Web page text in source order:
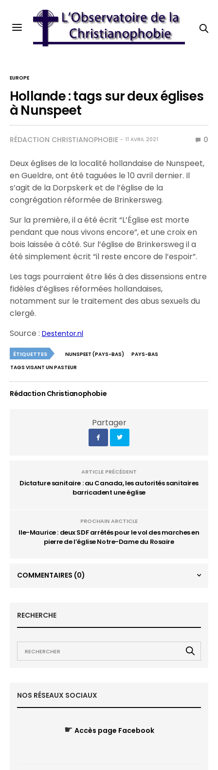
EUROPE
Hollande : tags sur deux églises
à Nunspeet
RÉDACTION CHRISTIANOPHOBIE 11 AVRIL 2021 0
Deux églises de la localité hollandaise de Nunspeet,
en Gueldre, ont été taguées le 10 avril dernier. Il
s’agit de la Dorpskerk et de l’église de la
congrégation réformée de Brinkersweg.
Sur la première, il a été écrit “L’Église est morte
pendant que nous vivons encore”, et une croix en
bois laissée à côté. Sur l’église de Brinkersweg il a
été simplement écrit “il reste encore de l’espoir”.
Les tags pourraient être liés à des dissensions entre
fidèles d’églises réformées hollandaises,
notamment sur le traitement des abus sexuels du
clergé.
Source :Destentor.nl
ÉTIQUETTES NUNSPEET (PAYS-BAS)
PAYS-BAS
TAGS VISANT UN PASTEUR
Rédaction Christianophobie
Partager
ARTICLE PRÉCÉDENT
Dictature sanitaire : au Canada, les autorités sanitaires
barricadent une église
PROCHAIN ARCTICLE
Ile-Maurice : deux SDF arrêtés pour le vol des marches en
pierre de l’église Notre-Dame du Rosaire
COMMENTAIRES (0)
RECHERCHE
NOS RÉSEAUX SOCIAUX
☛ Accès page Facebook